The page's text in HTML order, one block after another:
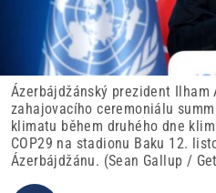
Ázerbájdžánský prezident
zahajovacího ceremoniálu
klimatu během druhého dne
COP29 na stadionu Baku 12.
Ázerbájdžánu. (Sean Gallup /